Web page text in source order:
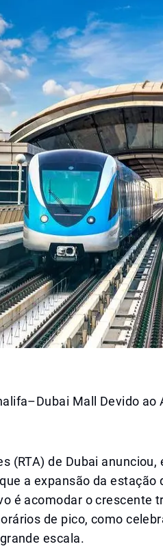
Mall Devido ao
(RTA) de Dubai anunciou,
a expansão da estação
é acomodar o crescente
de pico, como
escala.